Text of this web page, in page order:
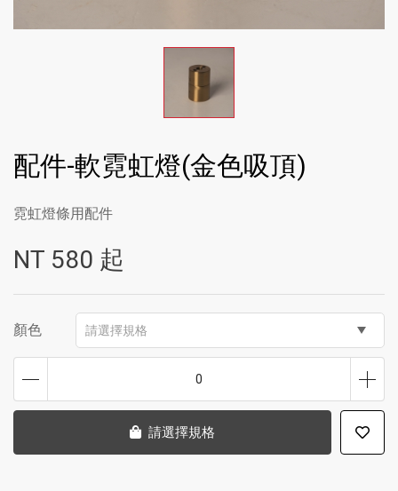
配件-軟霓虹燈(金色吸頂)
霓虹燈條用配件
NT 580 起
顏色 請選擇規格
0
請選擇規格